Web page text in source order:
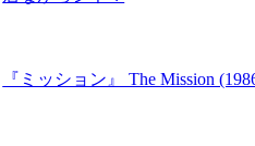
『ミッション』 The Mission